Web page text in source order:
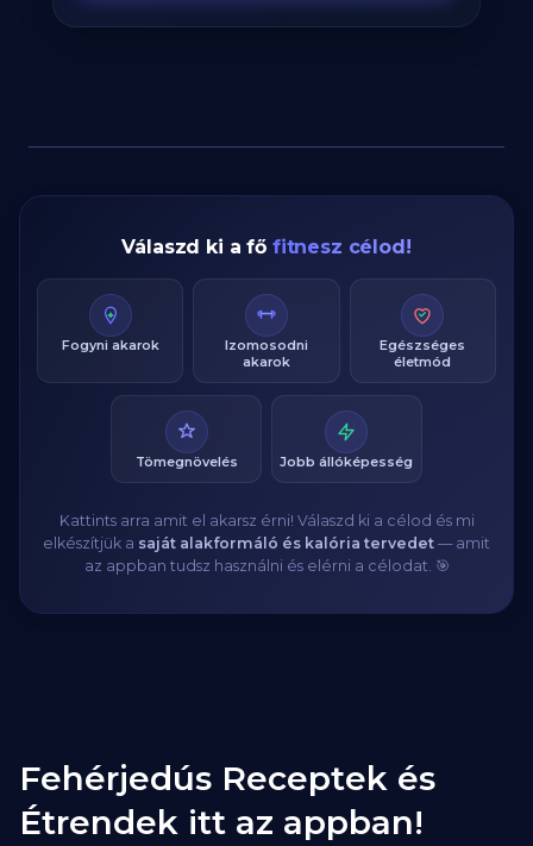
Válaszd ki a fő fitnesz célod!
Fogyni akarok
Izomosodni
akarok
Egészséges
életmód
Tömegnövelés Jobb állóképesség
Kattints arra amit el akarsz érni! Válaszd ki a célod és mi
elkészítjük a saját alakformáló és kalória tervedet — amit
az appban tudsz használni és elérni a célodat. 🎯
Fehérjedús Receptek és
Étrendek itt az appban!